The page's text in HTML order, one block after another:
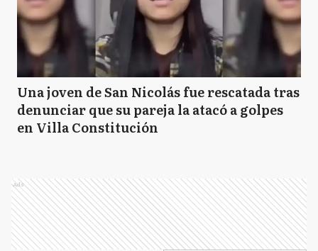
Una joven de San Nicolás fue rescatada tras
denunciar que su pareja la atacó a golpes
en Villa Constitución
Ads